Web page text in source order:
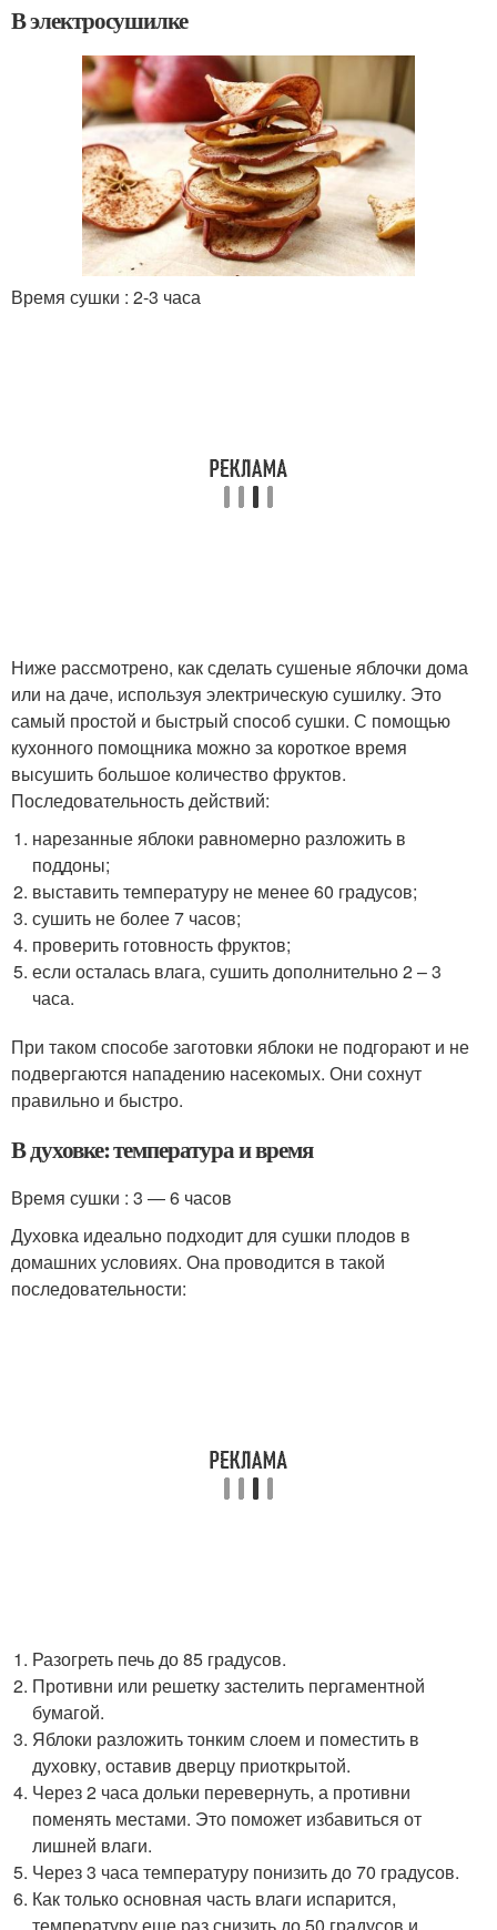
В электросушилке
Время сушки : 2-3 часа
Ниже рассмотрено, как сделать сушеные яблочки дома
или на даче, используя электрическую сушилку. Это
самый простой и быстрый способ сушки. С помощью
кухонного помощника можно за короткое время
высушить большое количество фруктов.
Последовательность действий:
нарезанные яблоки равномерно разложить в
поддоны;
выставить температуру не менее 60 градусов;
сушить не более 7 часов;
проверить готовность фруктов;
если осталась влага, сушить дополнительно 2 – 3
часа.
При таком способе заготовки яблоки не подгорают и не
подвергаются нападению насекомых. Они сохнут
правильно и быстро.
В духовке: температура и время
Время сушки : 3 — 6 часов
Духовка идеально подходит для сушки плодов в
домашних условиях. Она проводится в такой
последовательности:
Разогреть печь до 85 градусов.
Противни или решетку застелить пергаментной
бумагой.
Яблоки разложить тонким слоем и поместить в
духовку, оставив дверцу приоткрытой.
Через 2 часа дольки перевернуть, а противни
поменять местами. Это поможет избавиться от
лишней влаги.
Через 3 часа температуру понизить до 70 градусов.
Как только основная часть влаги испарится,